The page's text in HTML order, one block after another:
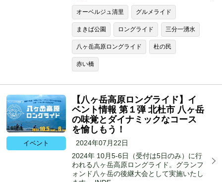
オーベルジュ清里 グルメライド
まきば公園 ロングライド 三分一湧水
八ヶ岳高原ロングライド 杜の民
赤い橋
イベント
【八ヶ岳高原ロングライド】イ
ベント情報 第１弾 北杜市 八ヶ岳
の味覚とダイナミックなコース
を愉しもう！
2024年07月22日
2024年 10月5-6日（受付は5日のみ）に行
われる八ヶ岳高原ロングライド。グランフ
ォンド八ヶ岳の後継大会として実施いたし